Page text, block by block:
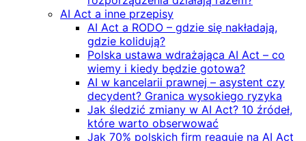
AI Act a inne przepisy
AI Act a RODO – gdzie się nakładają,
gdzie kolidują?
Polska ustawa wdrażająca AI Act – co
wiemy i kiedy będzie gotowa?
AI w kancelarii prawnej – asystent czy
decydent? Granica wysokiego ryzyka
Jak śledzić zmiany w AI Act? 10 źródeł,
które warto obserwować
Jak 70% polskich firm reaguje na AI Act